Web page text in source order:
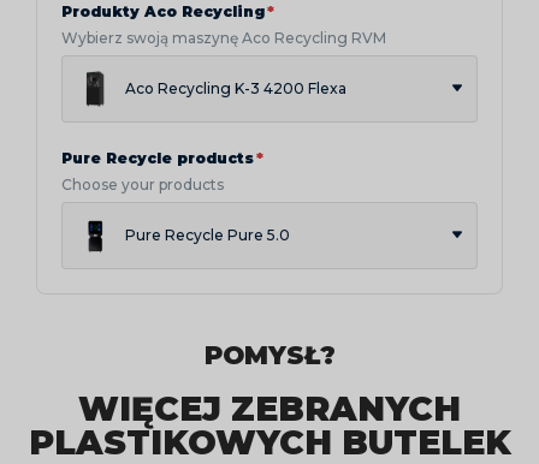
Produkty Aco Recycling*
Wybierz swoją maszynę Aco Recycling RVM
Aco Recycling K-3 4200 Flexa
Pure Recycle products*
Choose your products
Pure Recycle Pure 5.0
POMYSŁ?
WIĘCEJ ZEBRANYCH
PLASTIKOWYCH BUTELEK